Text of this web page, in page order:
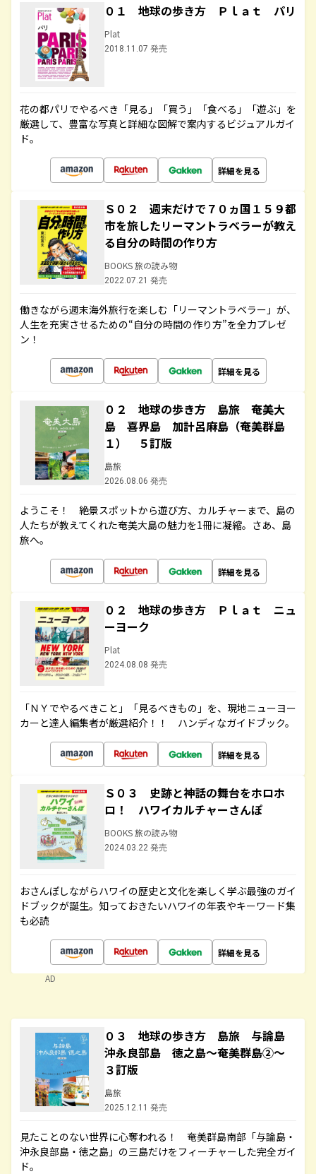
０１ 地球の歩き方 Ｐｌａｔ パリ
Plat
2018.11.07 発売
花の都パリでやるべき「見る」「買う」「食べる」「遊ぶ」を
厳選して、豊富な写真と詳細な図解で案内するビジュアルガイ
ド。
詳細を見る
Ｓ０２ 週末だけで７０ヵ国１５９都
市を旅したリーマントラベラーが教え
る自分の時間の作り方
BOOKS 旅の読み物
2022.07.21 発売
働きながら週末海外旅行を楽しむ「リーマントラベラー」が、
人生を充実させるための“自分の時間の作り方”を全力プレゼ
ン！
詳細を見る
０２ 地球の歩き方 島旅 奄美大
島 喜界島 加計呂麻島（奄美群島
１） ５訂版
島旅
2026.08.06 発売
ようこそ！ 絶景スポットから遊び方、カルチャーまで、島の
人たちが教えてくれた奄美大島の魅力を1冊に凝縮。さあ、島
旅へ。
詳細を見る
０２ 地球の歩き方 Ｐｌａｔ ニュ
ーヨーク
Plat
2024.08.08 発売
「ＮＹでやるべきこと」「見るべきもの」を、現地ニューヨー
カーと達人編集者が厳選紹介！！ ハンディなガイドブック。
詳細を見る
Ｓ０３ 史跡と神話の舞台をホロホ
ロ！ ハワイカルチャーさんぽ
BOOKS 旅の読み物
2024.03.22 発売
おさんぽしながらハワイの歴史と文化を楽しく学ぶ最強のガイ
ドブックが誕生。知っておきたいハワイの年表やキーワード集
も必読
詳細を見る
AD
０３ 地球の歩き方 島旅 与論島
沖永良部島 徳之島～奄美群島②～
３訂版
島旅
2025.12.11 発売
見たことのない世界に心奪われる！ 奄美群島南部「与論島・
沖永良部島・徳之島」の三島だけをフィーチャーした完全ガイ
ド。